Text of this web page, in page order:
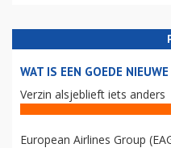
WAT IS EEN GOEDE
Verzin alsjeblieft iets anders
European Airlines Group